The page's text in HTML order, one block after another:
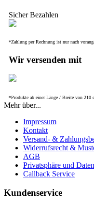
Sicher Bezahlen
*Zahlung per Rechnung ist nur nach
Wir versenden mit
*Produkte ab einer Länge / Breite von 210
Mehr über...
Impressum
Kontakt
Versand- &
Widerrufsrecht &
AGB
Privatsphäre und
Callback Service
Kundenservice